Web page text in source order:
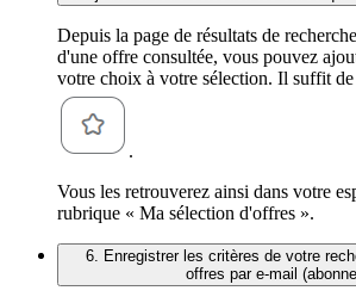
Depuis la page de résultats de
d'une offre consultée, vous pouvez
votre choix à votre sélection. Il suffit
.
Vous les retrouverez ainsi dans votre
rubrique « Ma sélection d'offres ».
6. Enregistrer les critères de votre
offres par e-mail